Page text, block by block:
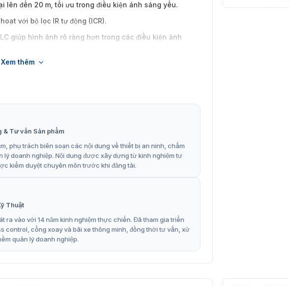
lên đến 20 m, tối ưu trong điều kiện ánh sáng yếu.
với bộ lọc IR tự động (ICR).
giúp hình ảnh rõ ràng hơn trong các điều kiện ánh
đảm bảo chất lượng và độ bền cao.
Xem thêm
& Tư vấn Sản phẩm
phụ trách biên soạn các nội dung về thiết bị an ninh, chấm
lý doanh nghiệp. Nội dung được xây dựng từ kinh nghiệm tư
kiểm duyệt chuyên môn trước khi đăng tải.
Thuật
ra vào với 14 năm kinh nghiệm thực chiến. Đã tham gia triển
control, cổng xoay và bãi xe thông minh, đồng thời tư vấn, xử
quản lý doanh nghiệp.